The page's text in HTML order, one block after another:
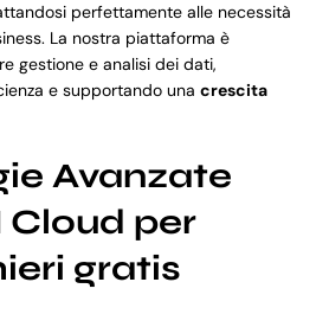
perfettamente alle necessità
La nostra piattaforma è
gestione e analisi dei dati,
e supportando una crescita
Avanzate
Cloud per
gratis